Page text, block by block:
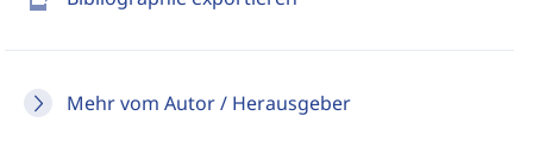
Mehr vom Autor / Herausgeber